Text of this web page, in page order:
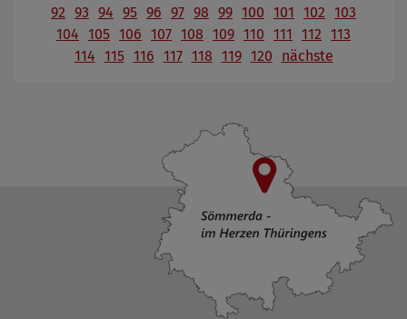
92 93 94 95 96 97 98 99 100 101 102 103
104 105 106 107 108 109 110 111 112 113
114 115 116 117 118 119 120 nächste